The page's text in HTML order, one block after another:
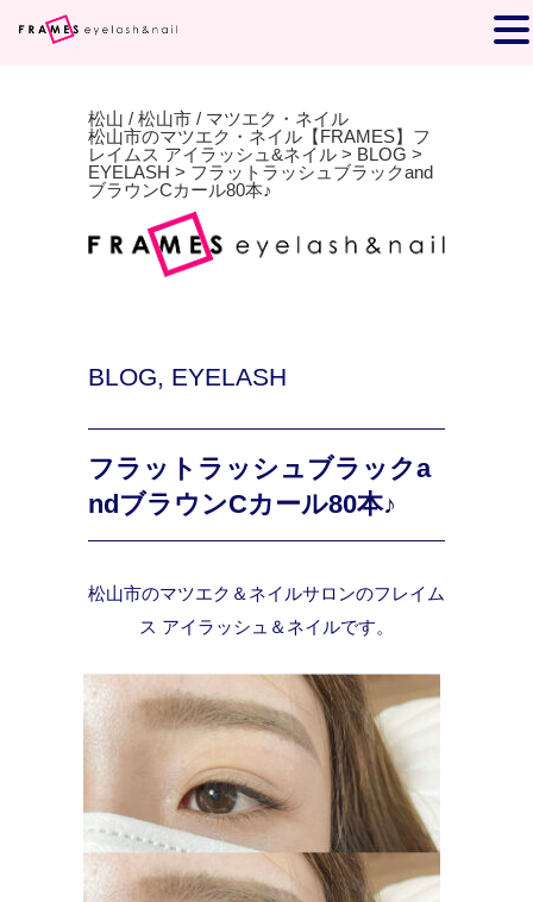
松山 / 松山市 / マツエク・ネイル
松山市のマツエク・ネイル【FRAMES】フ
レイムス アイラッシュ&ネイル > BLOG >
EYELASH > フラットラッシュブラックand
ブラウンCカール80本♪
BLOG, EYELASH
フラットラッシュブラックa
ndブラウンCカール80本♪
松山市のマツエク＆ネイルサロンのフレイム
ス アイラッシュ＆ネイルです。